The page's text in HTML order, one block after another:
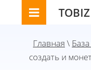
TOBIZ
Главная \
создать и